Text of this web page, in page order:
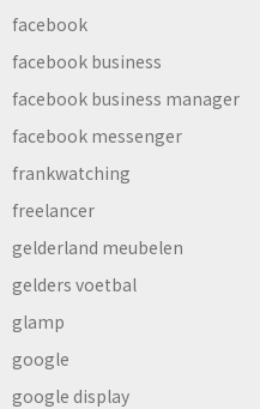
facebook
facebook business
facebook business manager
facebook messenger
frankwatching
freelancer
gelderland meubelen
gelders voetbal
glamp
google
google display